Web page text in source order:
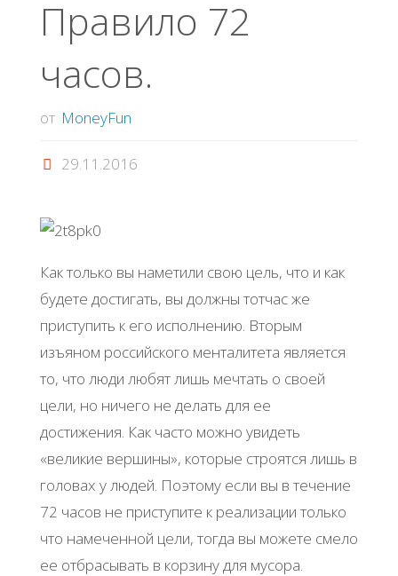
Правило 72
часов.
от MoneyFun
29.11.2016
Как только вы наметили свою цель, что и как
будете достигать, вы должны тотчас же
приступить к его исполнению. Вторым
изъяном российского менталитета является
то, что люди любят лишь мечтать о своей
цели, но ничего не делать для ее
достижения. Как часто можно увидеть
«великие вершины», которые строятся лишь в
головах у людей. Поэтому если вы в течение
72 часов не приступите к реализации только
что намеченной цели, тогда вы можете смело
ее отбрасывать в корзину для мусора.